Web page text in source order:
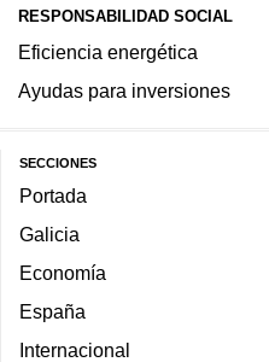
RESPONSABILIDAD SOCIAL
Eficiencia energética
Ayudas para inversiones
SECCIONES
Portada
Galicia
Economía
España
Internacional